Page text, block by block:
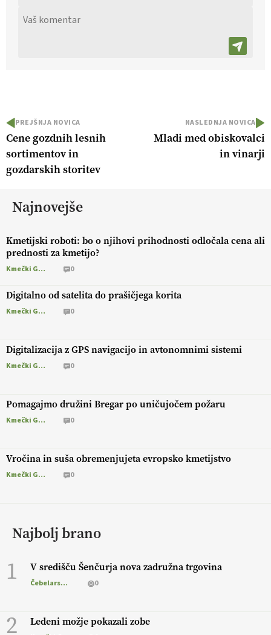
PREJŠNJA NOVICA
Cene gozdnih lesnih
sortimentov in
gozdarskih storitev
NASLEDNJA NOVICA
Mladi med obiskovalci
in vinarji
Najnovejše
Kmetijski roboti: bo o njihovi prihodnosti odločala cena ali
prednosti za kmetijo?
Kmečki Glas 0
Digitalno od satelita do prašičjega korita
Kmečki Glas 0
Digitalizacija z GPS navigacijo in avtonomnimi sistemi
Kmečki Glas 0
Pomagajmo družini Bregar po uničujočem požaru
Kmečki Glas 0
Vročina in suša obremenjujeta evropsko kmetijstvo
Kmečki Glas 0
Najbolj brano
1 V središču Šenčurja nova zadružna trgovina
Čebelarstvo 0
2 Ledeni možje pokazali zobe